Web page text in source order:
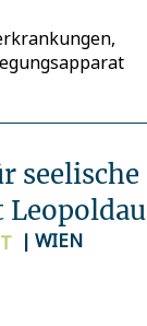
seelische
Leopoldau
| WIEN